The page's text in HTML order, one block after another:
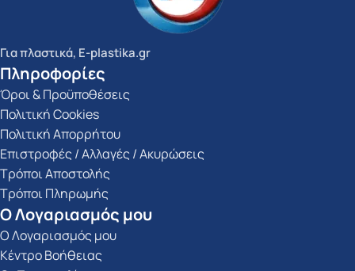
Για πλαστικά, E-plastika.gr
Πληροφορίες
Όροι & Προϋποθέσεις
Πολιτική Cookies
Πολιτική Απορρήτου
Επιστροφές / Αλλαγές / Ακυρώσεις
Τρόποι Αποστολής
Τρόποι Πληρωμής
Ο Λογαριασμός μου
Ο Λογαριασμός μου
Κέντρο Βοήθειας